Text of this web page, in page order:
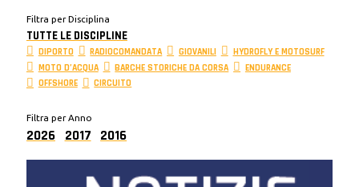
Filtra per Disciplina
TUTTE LE DISCIPLINE
DIPORTO RADIOCOMANDATA GIOVANILI
HYDROFLY E MOTOSURF
MOTO D’ACQUA
BARCHE STORICHE DA CORSA
ENDURANCE
OFFSHORE
CIRCUITO
Filtra per Anno
2026 2017 2016